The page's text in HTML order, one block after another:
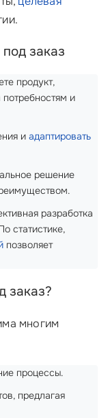
заказ
продукт,
и
и адаптировать
решение
разработка
статистике,
позволяет
заказ?
многим
процессы.
предлагая